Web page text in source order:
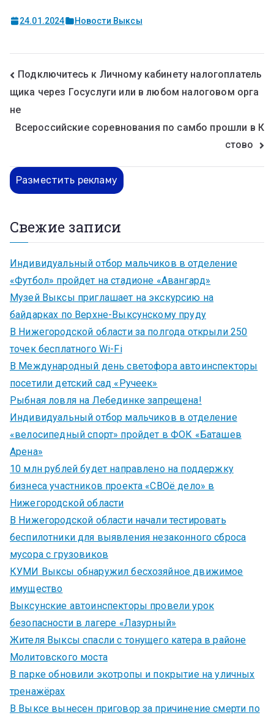
24.01.2024 Новости Выксы
Подключитесь к Личному кабинету налогоплатель
щика через Госуслуги или в любом налоговом орга
не
Всероссийские соревнования по самбо прошли в К
стово
Разместить рекламу
Свежие записи
Индивидуальный отбор мальчиков в отделение
«Футбол» пройдет на стадионе «Авангард»
Музей Выксы приглашает на экскурсию на
байдарках по Верхне-Выксунскому пруду
В Нижегородской области за полгода открыли 250
точек бесплатного Wi-Fi
В Международный день светофора автоинспекторы
посетили детский сад «Ручеек»
Рыбная ловля на Лебединке запрещена!
Индивидуальный отбор мальчиков в отделение
«велосипедный спорт» пройдет в ФОК «Баташев
Арена»
10 млн рублей будет направлено на поддержку
бизнеса участников проекта «СВОё дело» в
Нижегородской области
В Нижегородской области начали тестировать
беспилотники для выявления незаконного сброса
мусора с грузовиков
КУМИ Выксы обнаружил бесхозяйное движимое
имущество
Выксунские автоинспекторы провели урок
безопасности в лагере «Лазурный»
Жителя Выксы спасли с тонущего катера в районе
Молитовского моста
В парке обновили экотропы и покрытие на уличных
тренажёрах
В Выксе вынесен приговор за причинение смерти по